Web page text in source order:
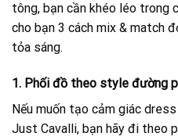
tông, bạn cần khéo léo trong
cho bạn 3 cách mix & match
tỏa sáng.
1. Phối đồ theo style đường
Nếu muốn tạo cảm giác
Just Cavalli, bạn hãy đi theo